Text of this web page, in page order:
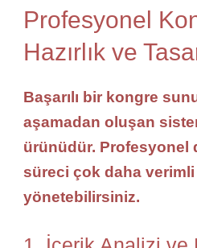
Profesyonel
Hazırlık ve
Başarılı bir kongre
aşamadan oluşan
ürünüdür. Profesyonel
süreci çok daha
yönetebilirsiniz.